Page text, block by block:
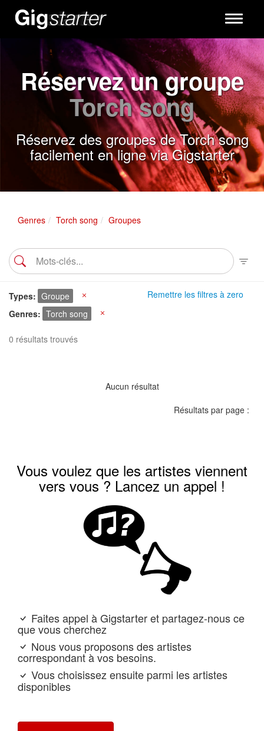
Toggle
Réservez un groupe
Torch song
Réservez des groupes de Torch song
facilement en ligne via Gigstarter
Genres Torch song Groupes
Remettre les filtres à zero
Types Groupe
Genres
Torch song
0 résultats trouvés
Aucun résultat
Résultats par page :
Vous voulez que les artistes viennent
vers vous ? Lancez un appel !
Faites appel à Gigstarter et partagez-nous ce
que vous cherchez
Nous vous proposons des artistes
correspondant à vos besoins.
Vous choisissez ensuite parmi les artistes
disponibles